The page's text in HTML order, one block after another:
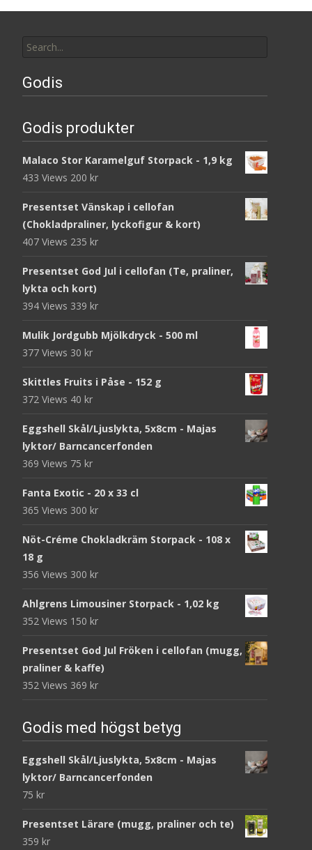
for:
Godis
Godis produkter
Malaco Stor Karamelguf Storpack - 1,9 kg
433 Views 200 kr
Presentset Vänskap i cellofan
(Chokladpraliner, lyckofigur & kort)
407 Views 235 kr
Presentset God Jul i cellofan (Te, praliner,
lykta och kort)
394 Views 339 kr
Mulik Jordgubb Mjölkdryck - 500 ml
377 Views 30 kr
Skittles Fruits i Påse - 152 g
372 Views 40 kr
Eggshell Skål/Ljuslykta, 5x8cm - Majas
lyktor/ Barncancerfonden
369 Views 75 kr
Fanta Exotic - 20 x 33 cl
365 Views 300 kr
Nöt-Créme Chokladkräm Storpack - 108 x
18 g
356 Views 300 kr
Ahlgrens Limousiner Storpack - 1,02 kg
352 Views 150 kr
Presentset God Jul Fröken i cellofan (mugg,
praliner & kaffe)
352 Views 369 kr
Godis med högst betyg
Eggshell Skål/Ljuslykta, 5x8cm - Majas
lyktor/ Barncancerfonden
75 kr
Presentset Lärare (mugg, praliner och te)
359 kr